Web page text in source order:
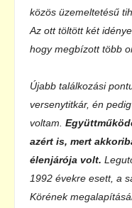
közös üzemeltetésű
Az ott töltött két
hogy megbízott több
Újabb találkozási
versenytitkár, én
voltam.
azért is, mert
élenjárója volt.
1992 évekre esett, a
Körének